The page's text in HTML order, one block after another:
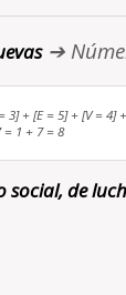
➔
3] + [E = 5] + [V = 4]
= 1 + 7 = 8
social, de